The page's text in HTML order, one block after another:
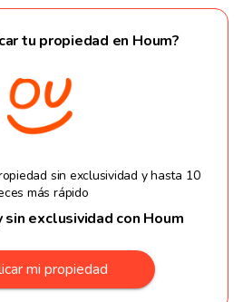
tu propiedad en Houm?
sin exclusividad y hasta 10
más rápido
sin exclusividad con Houm
mi propiedad